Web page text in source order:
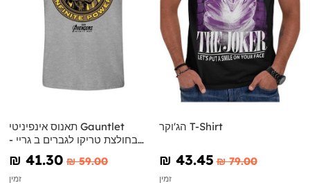
תאנוס אינפיניטי Gauntlet
בחולצת טריקו לגברים ב גריי -
מלחמת הנוקמים אינפיניטי
₪‎ 41.30 ₪‎ 59.00
זמין
הג'וקר T-Shirt
₪‎ 43.45 ₪‎ 79.00
זמין